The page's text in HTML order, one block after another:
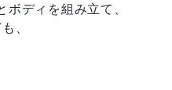
ディを組み立て、
、